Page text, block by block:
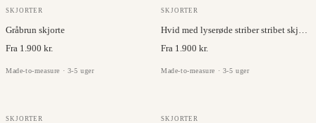
JC COLLECTION
SKJORTER
Gråbrun skjorte
Fra 1.900 kr.
Made-to-measure · 3-5 uger
RUKI
SKJORTER
Hvid med lyserøde striber stribet skjorte
Fra 1.900 kr.
Made-to-measure · 3-5 uger
JC COLLECTION
SKJORTER SKJORTER